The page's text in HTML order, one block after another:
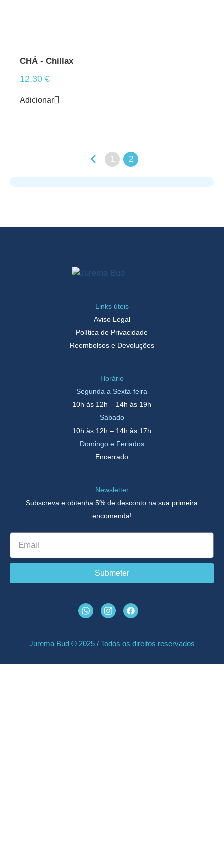
CHÁ - Chillax
12,30 €
Adicionar
1 2
Links úteis
Aviso Legal
Política de Privacidade
Reembolsos e Devoluções
Horário
Segunda a Sexta-feira
10h às 12h – 14h às 19h
Sábado
10h às 12h – 14h às 17h
Domingo e Feriados
Encerrado
Newsletter
Subscreva e obtenha 5% de desconto na sua primeira
encomenda!
Submeter
Jurema Bud © 2025 / Todos os direitos reservados